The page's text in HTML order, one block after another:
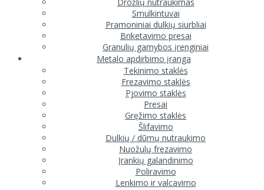
Smulkintuvai
Pramoniniai dulkių siurbliai
Briketavimo presai
Granulių gamybos įrenginiai
Metalo apdirbimo įranga
Tekinimo staklės
Frezavimo staklės
Pjovimo staklės
Presai
Gręžimo staklės
Šlifavimo
Dulkių / dūmų nutraukimo
Nuožulų frezavimo
Įrankių galandinimo
Poliravimo
Lenkimo ir valcavimo